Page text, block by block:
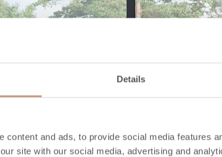
Details
content and ads, to provide social media features
site with our social media, advertising and